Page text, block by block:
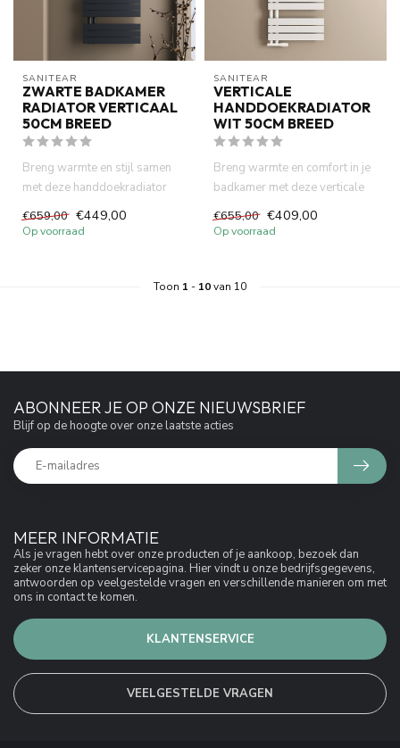
SANITEAR
ZWARTE BADKAMER
RADIATOR VERTICAAL
50CM BREED
Breng warmte en stijl samen
met deze handdoekradiator
van 50cm x 160cm in een m...
€659,00 €449,00
Op voorraad
SANITEAR
VERTICALE
HANDDOEKRADIATOR
WIT 50CM BREED
Breng warmte en comfort in je
badkamer met deze verticale
handdoekradiator van 5...
€655,00 €409,00
Op voorraad
Toon 1 - 10van 10
MEER INFORMATIE
Als je vragen hebt over onze producten of je aankoop, bezoek dan
zeker onze klantenservicepagina. Hier vindt u onze bedrijfsgegevens,
antwoorden op veelgestelde vragen en verschillende manieren om met
ons in contact te komen.
KLANTENSERVICE
VEELGESTELDE VRAGEN
ABONNEER JE OP ONZE NIEUWSBRIEF
Blijf op de hoogte over onze laatste acties